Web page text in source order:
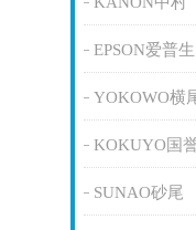
EPSON爱普生
YOKOWO横
KOKUYO国
SUNAO砂尾